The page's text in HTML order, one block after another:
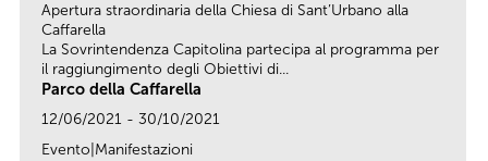
Apertura straordinaria della Chiesa di Sant’Urbano alla
Caffarella
La Sovrintendenza Capitolina partecipa al programma per
il raggiungimento degli Obiettivi di...
Parco della Caffarella
12/06/2021 - 30/10/2021
Evento|Manifestazioni